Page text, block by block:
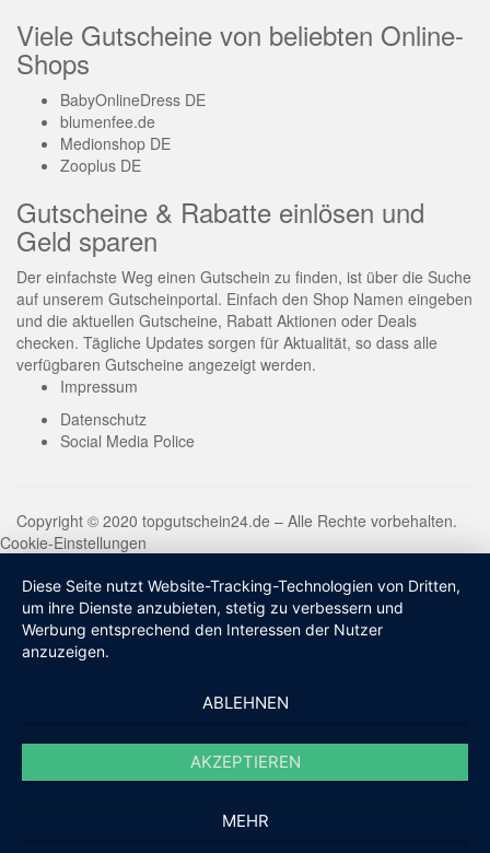
Viele Gutscheine von beliebten Online-
Shops
BabyOnlineDress DE
blumenfee.de
Medionshop DE
Zooplus DE
Gutscheine & Rabatte einlösen und
Geld sparen
Der einfachste Weg einen Gutschein zu finden, ist über die Suche
auf unserem Gutscheinportal. Einfach den Shop Namen eingeben
und die aktuellen Gutscheine, Rabatt Aktionen oder Deals
checken. Tägliche Updates sorgen für Aktualität, so dass alle
verfügbaren Gutscheine angezeigt werden.
Impressum
Datenschutz
Social Media Police
Copyright © 2020 topgutschein24.de – Alle Rechte vorbehalten.
Cookie-Einstellungen
Diese Seite nutzt Website-Tracking-Technologien von Dritten,
um ihre Dienste anzubieten, stetig zu verbessern und
Werbung entsprechend den Interessen der Nutzer
anzuzeigen.
ABLEHNEN
AKZEPTIEREN
MEHR